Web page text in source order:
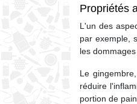
Propriétés
L'un des
par exemple,
les
Le
réduire
portion de